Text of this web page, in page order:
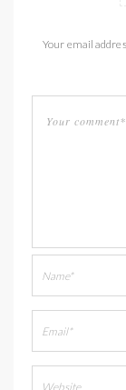
Your email